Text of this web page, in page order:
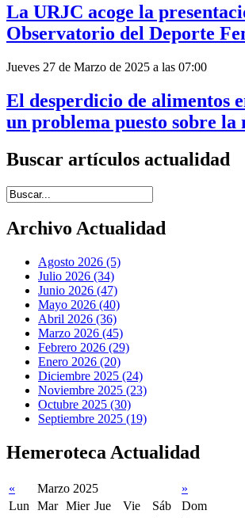
La URJC acoge la
Observatorio del Deporte
Jueves 27 de Marzo de 2025 a las 07:00
El desperdicio de alimentos
un problema puesto sobre la
Buscar artículos actualidad
Introduce términos de búsqueda
Archivo Actualidad
Agosto 2026 (5)
Julio 2026 (34)
Junio 2026 (47)
Mayo 2026 (40)
Abril 2026 (36)
Marzo 2026 (45)
Febrero 2026 (29)
Enero 2026 (20)
Diciembre 2025 (24)
Noviembre 2025 (23)
Octubre 2025 (30)
Septiembre 2025 (19)
Hemeroteca Actualidad
« Marzo 2025
»
Lun
Mar Mier Jue Vie Sáb
Dom